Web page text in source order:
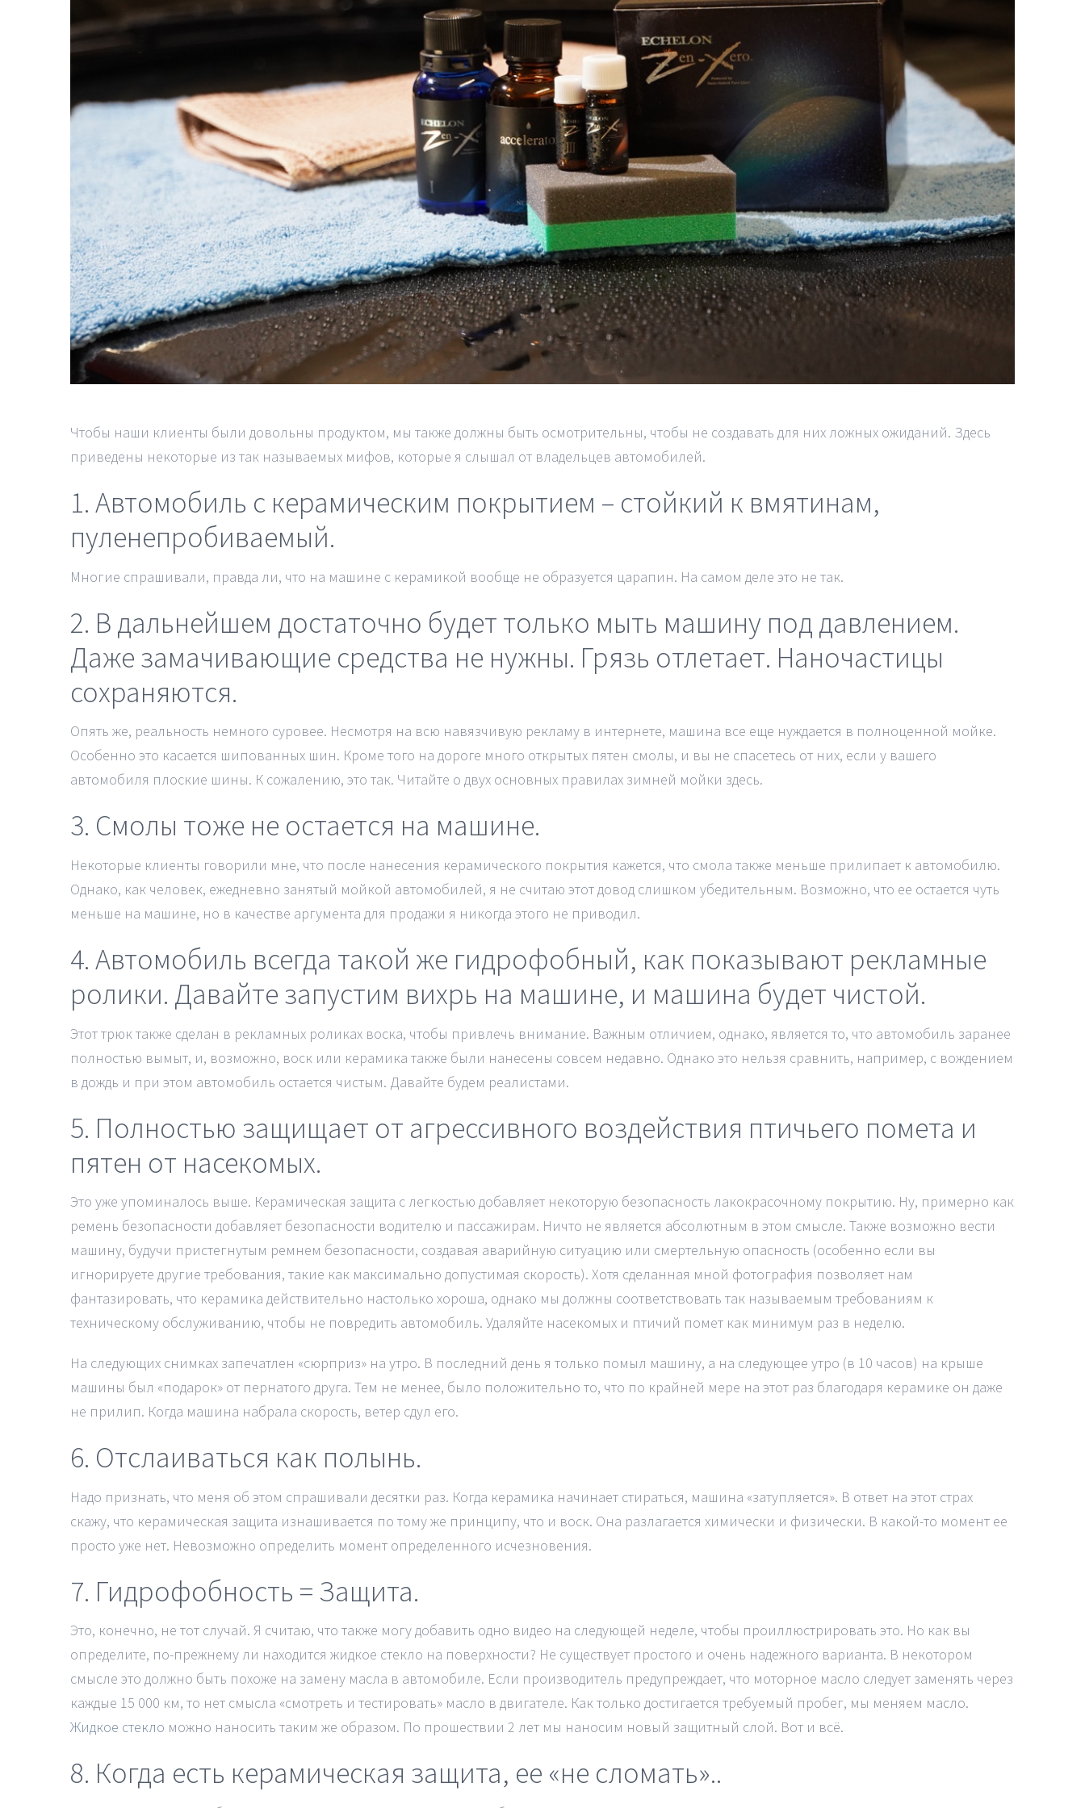
Чтобы наши клиенты были довольны продуктом, мы также должны быть осмотрительны, чтобы не создавать для них ложных ожиданий. Здесь
приведены некоторые из так называемых мифов, которые я слышал от владельцев автомобилей.
1. Автомобиль с керамическим покрытием – стойкий к вмятинам,
пуленепробиваемый.
Многие спрашивали, правда ли, что на машине с керамикой вообще не образуется царапин. На самом деле это не так.
2. В дальнейшем достаточно будет только мыть машину под давлением.
Даже замачивающие средства не нужны. Грязь отлетает. Наночастицы
сохраняются.
Опять же, реальность немного суровее. Несмотря на всю навязчивую рекламу в интернете, машина все еще нуждается в полноценной мойке.
Особенно это касается шипованных шин. Кроме того на дороге много открытых пятен смолы, и вы не спасетесь от них, если у вашего
автомобиля плоские шины. К сожалению, это так. Читайте о двух основных правилах зимней мойки здесь.
3. Смолы тоже не остается на машине.
Некоторые клиенты говорили мне, что после нанесения керамического покрытия кажется, что смола также меньше прилипает к автомобилю.
Однако, как человек, ежедневно занятый мойкой автомобилей, я не считаю этот довод слишком убедительным. Возможно, что ее остается чуть
меньше на машине, но в качестве аргумента для продажи я никогда этого не приводил.
4. Автомобиль всегда такой же гидрофобный, как показывают рекламные
ролики. Давайте запустим вихрь на машине, и машина будет чистой.
Этот трюк также сделан в рекламных роликах воска, чтобы привлечь внимание. Важным отличием, однако, является то, что автомобиль заранее
полностью вымыт, и, возможно, воск или керамика также были нанесены совсем недавно. Однако это нельзя сравнить, например, с вождением
в дождь и при этом автомобиль остается чистым. Давайте будем реалистами.
5. Полностью защищает от агрессивного воздействия птичьего помета и
пятен от насекомых.
Это уже упоминалось выше. Керамическая защита с легкостью добавляет некоторую безопасность лакокрасочному покрытию. Ну, примерно как
ремень безопасности добавляет безопасности водителю и пассажирам. Ничто не является абсолютным в этом смысле. Также возможно вести
машину, будучи пристегнутым ремнем безопасности, создавая аварийную ситуацию или смертельную опасность (особенно если вы
игнорируете другие требования, такие как максимально допустимая скорость). Хотя сделанная мной фотография позволяет нам
фантазировать, что керамика действительно настолько хороша, однако мы должны соответствовать так называемым требованиям к
техническому обслуживанию, чтобы не повредить автомобиль. Удаляйте насекомых и птичий помет как минимум раз в неделю.
На следующих снимках запечатлен «сюрприз» на утро. В последний день я только помыл машину, а на следующее утро (в 10 часов) на крыше
машины был «подарок» от пернатого друга. Тем не менее, было положительно то, что по крайней мере на этот раз благодаря керамике он даже
не прилип. Когда машина набрала скорость, ветер сдул его.
6. Отслаиваться как полынь.
Надо признать, что меня об этом спрашивали десятки раз. Когда керамика начинает стираться, машина «затупляется». В ответ на этот страх
скажу, что керамическая защита изнашивается по тому же принципу, что и воск. Она разлагается химически и физически. В какой-то момент ее
просто уже нет. Невозможно определить момент определенного исчезновения.
7. Гидрофобность = Защита.
Это, конечно, не тот случай. Я считаю, что также могу добавить одно видео на следующей неделе, чтобы проиллюстрировать это. Но как вы
определите, по-прежнему ли находится жидкое стекло на поверхности? Не существует простого и очень надежного варианта. В некотором
смысле это должно быть похоже на замену масла в автомобиле. Если производитель предупреждает, что моторное масло следует заменять через
каждые 15 000 км, то нет смысла «смотреть и тестировать» масло в двигателе. Как только достигается требуемый пробег, мы меняем масло.
Жидкое стекло можно наносить таким же образом. По прошествии 2 лет мы наносим новый защитный слой. Вот и всё.
8. Когда есть керамическая защита, ее «не сломать»..